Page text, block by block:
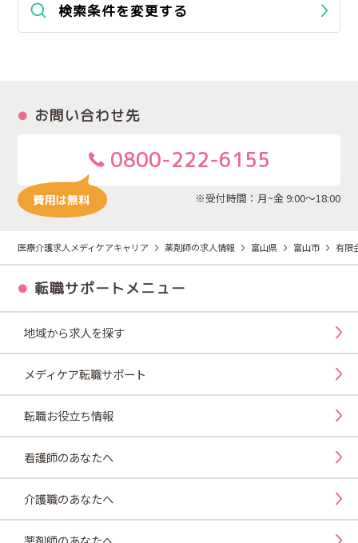
検索条件を変更する
お問い合わせ先
0800-222-6155
※受付時間：月~金 9:00～18:00
医療介護求人メディケアキャリア 薬剤師の求人情報 富山県 富山市 有限
転職サポートメニュー
地域から求人を探す
メディケア転職サポート
転職お役立ち情報
看護師のあなたへ
介護職のあなたへ